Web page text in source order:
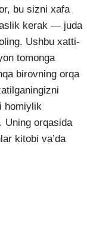
bu sizni xafa
kerak — juda
Ushbu xatti-
tomonga
birovning orqa
homiylik
Uning orqasida
kitobi va’da